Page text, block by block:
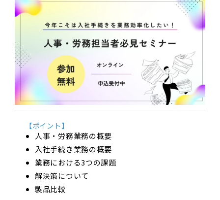
【ポイント】
人事・労務業務の概要
入社手続き業務の概要
業務における3つの課題
解決策について
製品比較